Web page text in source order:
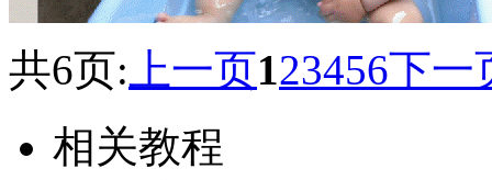
共6页: 上一页123456下一
相关教程